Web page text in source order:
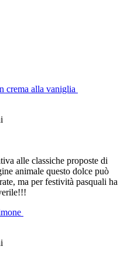
crema alla vaniglia
alle classiche proposte di
animale questo dolce può
ma per festività pasquali ha